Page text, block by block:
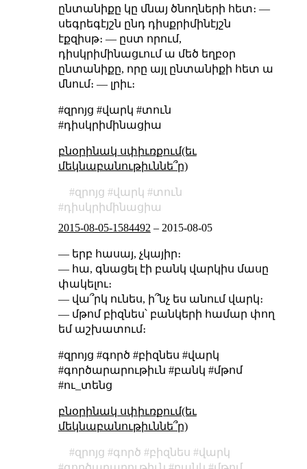
ընտանիքը կը մնայ ծնողների հետ։ —
սեգրեգէյշն ընդ դիսքրիմինէյշն
էքզիսթ։ — ըստ որում,
դիսկրիմինացւում ա մեծ եղբօր
ընտանիքը, որը այլ ընտանիքի հետ ա
մնում։ — լրիւ։
#զրոյց #վարկ #տուն
#դիսկրիմինացիա
բնօրինակ սփիւռքում(եւ
մեկնաբանութիւննե՞ր)
զրոյց վարկ
տուն
դիսկրիմինացիա
2015-08-05-1584492 – 2015-08-05
— երբ հասայ, չկայիր։
— հա, գնացել էի բանկ վարկիս մասը
փակելու։
— վա՞րկ ունես, ի՞նչ ես անում վարկ։
— մթոմ բիզնես՝ բանկերի համար փող
եմ աշխատում։
#զրոյց #գործ #բիզնես #վարկ
#գործարարութիւն #բանկ #մթոմ
#ու_տենց
բնօրինակ սփիւռքում(եւ
մեկնաբանութիւննե՞ր)
զրոյց գործ բիզնես
վարկ